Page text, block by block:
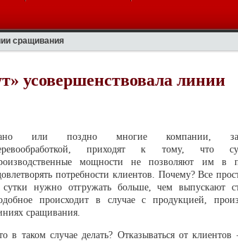
сращивания
усовершенствовала линии
или поздно многие компании,
приходят к тому, что
мощности не позволяют им в
потребности клиентов. Почему? Все
нужно отгружать больше, чем выпускают
происходит в случае с продукцией,
сращивания.
в таком случае делать? Отказываться от